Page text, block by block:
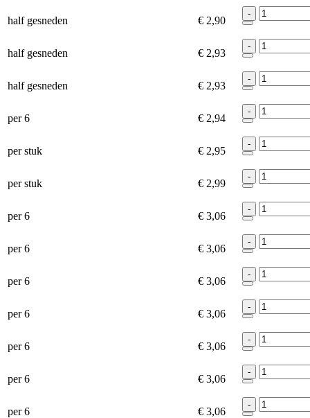
half gesneden € 2,90
-
half gesneden € 2,93
-
half gesneden € 2,93
-
per 6 € 2,94
-
per stuk € 2,95
-
per stuk € 2,99
-
per 6 € 3,06
-
per 6 € 3,06
-
per 6 € 3,06
-
per 6 € 3,06
-
per 6 € 3,06
-
per 6 € 3,06
-
per 6 € 3,06
-